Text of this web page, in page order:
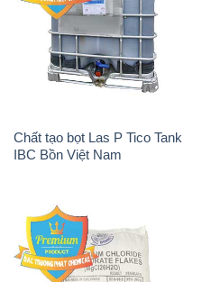
Chất tạo bọt Las P Tico Tank
IBC Bồn Việt Nam